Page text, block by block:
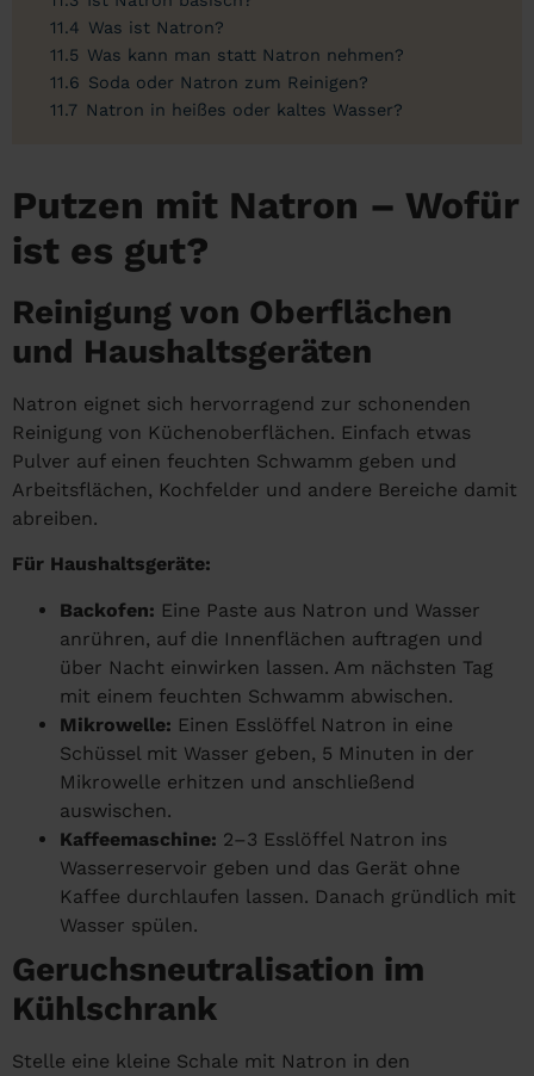
11.4 Was ist Natron?
11.5 Was kann man statt Natron nehmen?
11.6 Soda oder Natron zum Reinigen?
11.7 Natron in heißes oder kaltes Wasser?
Putzen mit Natron – Wofür
ist es gut?
Reinigung von Oberflächen
und Haushaltsgeräten
Natron eignet sich hervorragend zur schonenden
Reinigung von Küchenoberflächen. Einfach etwas
Pulver auf einen feuchten Schwamm geben und
Arbeitsflächen, Kochfelder und andere Bereiche damit
abreiben.
Für Haushaltsgeräte:
Backofen: Eine Paste aus Natron und Wasser
anrühren, auf die Innenflächen auftragen und
über Nacht einwirken lassen. Am nächsten Tag
mit einem feuchten Schwamm abwischen.
Mikrowelle: Einen Esslöffel Natron in eine
Schüssel mit Wasser geben, 5 Minuten in der
Mikrowelle erhitzen und anschließend
auswischen.
Kaffeemaschine: 2–3 Esslöffel Natron ins
Wasserreservoir geben und das Gerät ohne
Kaffee durchlaufen lassen. Danach gründlich mit
Wasser spülen.
Geruchsneutralisation im
Kühlschrank
Stelle eine kleine Schale mit Natron in den